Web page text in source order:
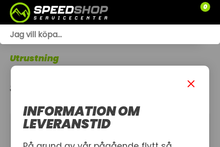
0
SLÄPVAGNAR
Utrustning
SKOR
KATEGORIER
INFORMATION OM
LEVERANSTID